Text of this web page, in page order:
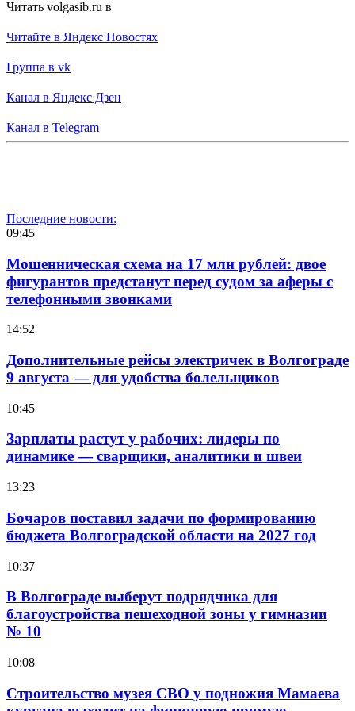
Читать volgasib.ru в
Читайте в Яндекс Новостях
Группа в vk
Канал в Яндекс Дзен
Канал в Telegram
Последние новости:
09:45
Мошенническая схема на 17 млн рублей: двое
фигурантов предстанут перед судом за аферы с
телефонными звонками
14:52
Дополнительные рейсы электричек в Волгограде
9 августа — для удобства болельщиков
10:45
Зарплаты растут у рабочих: лидеры по
динамике — сварщики, аналитики и швеи
13:23
Бочаров поставил задачи по формированию
бюджета Волгоградской области на 2027 год
10:37
В Волгограде выберут подрядчика для
благоустройства пешеходной зоны у гимназии
№ 10
10:08
Строительство музея СВО у подножия Мамаева